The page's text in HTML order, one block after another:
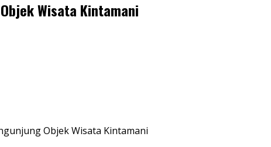
Wisata Kintamani
Objek Wisata Kintamani